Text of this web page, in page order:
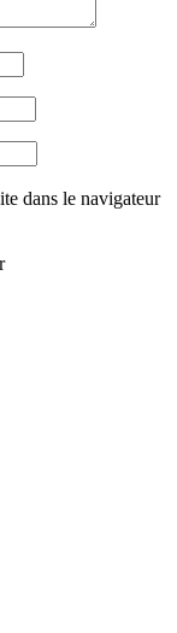
dans le navigateur